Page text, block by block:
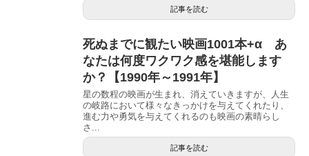
記事を読む
死ぬまでに観たい映画1001本+α あ
なたは何度ワクワク感を堪能します
か？【1990年～1991年】
星の数程の映画が生まれ、消えていきますが、人生
の岐路において様々なきっかけを与えてくれたり、
進む力や勇気を与えてくれるのも映画の素晴らし
さ...
記事を読む